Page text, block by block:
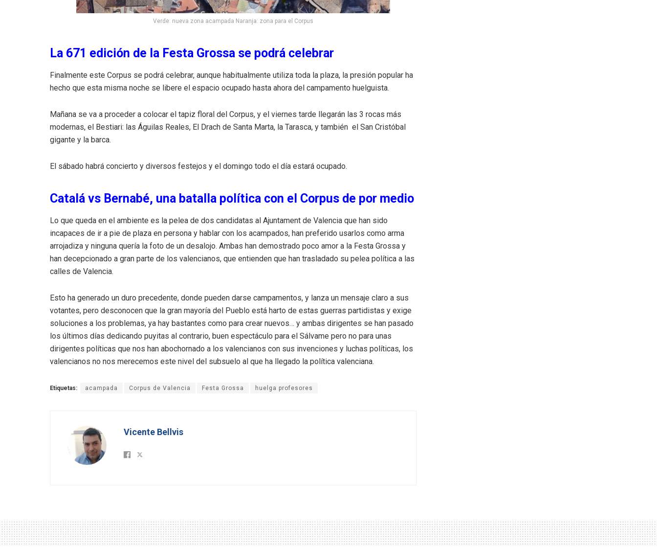
Verde: nueva zona acampada Naranja: zona para el Corpus
La 671 edición de la Festa Grossa se podrá celebrar
Finalmente este Corpus se podrá celebrar, aunque habitualmente utiliza toda la plaza, la presión popular ha
hecho que esta misma noche se libere el espacio ocupado hasta ahora del campamento huelguista.
Mañana se va a proceder a colocar el tapiz floral del Corpus, y el viernes tarde llegarán las 3 rocas más
modernas, el Bestiari: las Águilas Reales, El Drach de Santa Marta, la Tarasca, y también el San Cristóbal
gigante y la barca.
El sábado habrá concierto y diversos festejos y el domingo todo el día estará ocupado.
Catalá vs Bernabé, una batalla política con el Corpus de por medio
Lo que queda en el ambiente es la pelea de dos candidatas al Ajuntament de Valencia que han sido
incapaces de ir a pie de plaza en persona y hablar con los acampados, han preferido usarlos como arma
arrojadiza y ninguna quería la foto de un desalojo. Ambas han demostrado poco amor a la Festa Grossa y
han decepcionado a gran parte de los valencianos, que entienden que han trasladado su pelea política a las
calles de Valencia.
Esto ha generado un duro precedente, donde pueden darse campamentos, y lanza un mensaje claro a sus
votantes, pero desconocen que la gran mayoría del Pueblo está harto de estas guerras partidistas y exige
soluciones a los problemas, ya hay bastantes como para crear nuevos… y ambas dirigentes se han pasado
los últimos días dedicando puyitas al contrario, buen espectáculo para el Sálvame pero no para unas
dirigentes políticas que nos han abochornado a los valencianos con sus invenciones y luchas políticas, los
valencianos no nos merecemos este nivel del subsuelo al que ha llegado la política valenciana.
Etiquetas: acampada Corpus de Valencia Festa Grossa huelga profesores
Vicente Bellvis